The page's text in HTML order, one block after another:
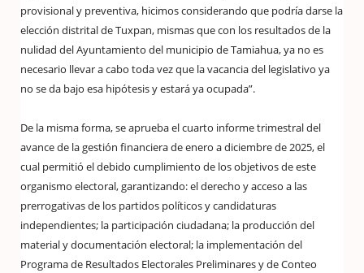
provisional y preventiva, hicimos considerando que podría darse la
elección distrital de Tuxpan, mismas que con los resultados de la
nulidad del Ayuntamiento del municipio de Tamiahua, ya no es
necesario llevar a cabo toda vez que la vacancia del legislativo ya
no se da bajo esa hipótesis y estará ya ocupada”.
De la misma forma, se aprueba el cuarto informe trimestral del
avance de la gestión financiera de enero a diciembre de 2025, el
cual permitió el debido cumplimiento de los objetivos de este
organismo electoral, garantizando: el derecho y acceso a las
prerrogativas de los partidos políticos y candidaturas
independientes; la participación ciudadana; la producción del
material y documentación electoral; la implementación del
Programa de Resultados Electorales Preliminares y de Conteo